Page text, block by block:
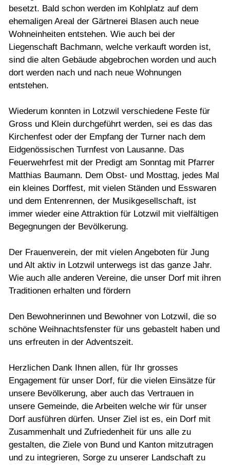
besetzt. Bald schon werden im Kohlplatz auf dem
ehemaligen Areal der Gärtnerei Blasen auch neue
Wohneinheiten entstehen. Wie auch bei der
Liegenschaft Bachmann, welche verkauft worden ist,
sind die alten Gebäude abgebrochen worden und auch
dort werden nach und nach neue Wohnungen
entstehen.
Wiederum konnten in Lotzwil verschiedene Feste für
Gross und Klein durchgeführt werden, sei es das das
Kirchenfest oder der Empfang der Turner nach dem
Eidgenössischen Turnfest von Lausanne. Das
Feuerwehrfest mit der Predigt am Sonntag mit Pfarrer
Matthias Baumann. Dem Obst- und Mosttag, jedes Mal
ein kleines Dorffest, mit vielen Ständen und Esswaren
und dem Entenrennen, der Musikgesellschaft, ist
immer wieder eine Attraktion für Lotzwil mit vielfältigen
Begegnungen der Bevölkerung.
Der Frauenverein, der mit vielen Angeboten für Jung
und Alt aktiv in Lotzwil unterwegs ist das ganze Jahr.
Wie auch alle anderen Vereine, die unser Dorf mit ihren
Traditionen erhalten und fördern
Den Bewohnerinnen und Bewohner von Lotzwil, die so
schöne Weihnachtsfenster für uns gebastelt haben und
uns erfreuten in der Adventszeit.
Herzlichen Dank Ihnen allen, für Ihr grosses
Engagement für unser Dorf, für die vielen Einsätze für
unsere Bevölkerung, aber auch das Vertrauen in
unsere Gemeinde, die Arbeiten welche wir für unser
Dorf ausführen dürfen. Unser Ziel ist es, ein Dorf mit
Zusammenhalt und Zufriedenheit für uns alle zu
gestalten, die Ziele von Bund und Kanton mitzutragen
und zu integrieren, Sorge zu unserer Landschaft zu